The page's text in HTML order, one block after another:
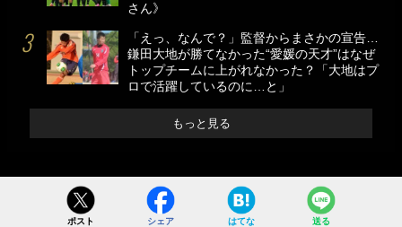
さん》
「えっ、なんで？」監督からまさかの宣告…
鎌田大地が勝てなかった“愛媛の天才”はなぜ
トップチームに上がれなかった？「大地はプ
ロで活躍しているのに…と」
もっと見る
ポスト シェア はてな 送る